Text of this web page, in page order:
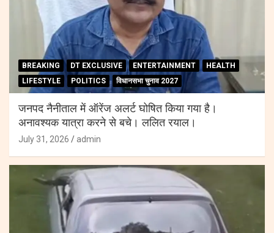
BREAKING DT EXCLUSIVE ENTERTAINMENT
HEALTH
LIFESTYLE
POLITICS विधानसभा चुनाव 2027
जनपद नैनीताल में ऑरेंज अलर्ट घोषित किया गया है।
अनावश्यक यात्रा करने से बचे। ललित रयाल।
July 31, 2026 admin